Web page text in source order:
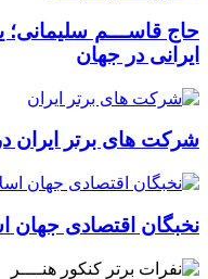
حاج قاســـم
ایرانی در جهان
شرکت های برتر ایران در
نخبگان اقتصادی جهان